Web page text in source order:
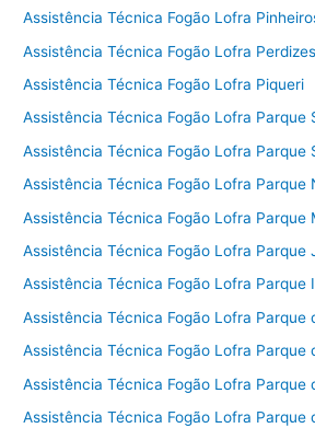
Assistência Técnica Fogão Lofra
Assistência Técnica Fogão Lofra Perdizes
Assistência Técnica Fogão Lofra Piqueri
Assistência Técnica Fogão Lofra Parque
Assistência Técnica Fogão Lofra Parque
Assistência Técnica Fogão Lofra Parque
Assistência Técnica Fogão Lofra Parque
Assistência Técnica Fogão Lofra Parque
Assistência Técnica Fogão Lofra Parque
Assistência Técnica Fogão Lofra Parque
Assistência Técnica Fogão Lofra Parque
Assistência Técnica Fogão Lofra Parque
Assistência Técnica Fogão Lofra Parque